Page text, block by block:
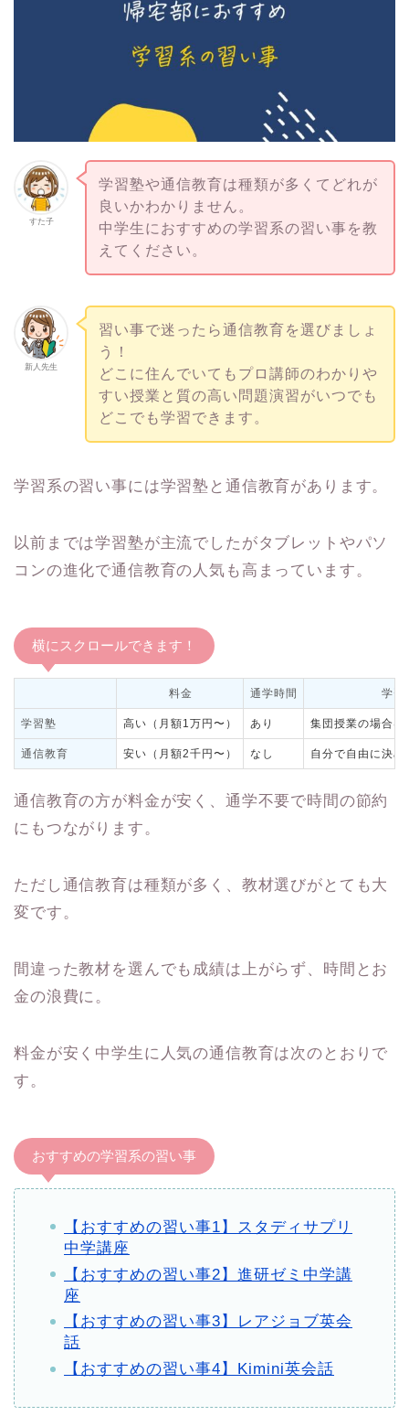
すた子
学習塾や通信教育は種類が多くてどれが
良いかわかりません。
中学生におすすめの学習系の習い事を教
えてください。
新人先生
習い事で迷ったら通信教育を選びましょ
う！
どこに住んでいてもプロ講師のわかりや
すい授業と質の高い問題演習がいつでも
どこでも学習できます。
学習系の習い事には学習塾と通信教育があります。
以前までは学習塾が主流でしたがタブレットやパソ
コンの進化で通信教育の人気も高まっています。
横にスクロールできます！
料金 通学時間 学習
学習塾 高い（月額1万円〜） あり 集団授業の場合
通信教育 安い（月額2千円〜） なし 自分で自由に決め
通信教育の方が料金が安く、通学不要で時間の節約
にもつながります。
ただし通信教育は種類が多く、教材選びがとても大
変です。
間違った教材を選んでも成績は上がらず、時間とお
金の浪費に。
料金が安く中学生に人気の通信教育は次のとおりで
す。
おすすめの学習系の習い事
【おすすめの習い事1】スタディサプリ
中学講座
【おすすめの習い事2】進研ゼミ中学講
座
【おすすめの習い事3】レアジョブ英会
話
【おすすめの習い事4】Kimini英会話